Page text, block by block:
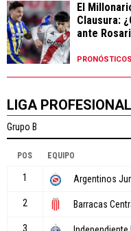
El
Clausura:
ante
PRONÓSTICOS
LIGA PROFESIONAL